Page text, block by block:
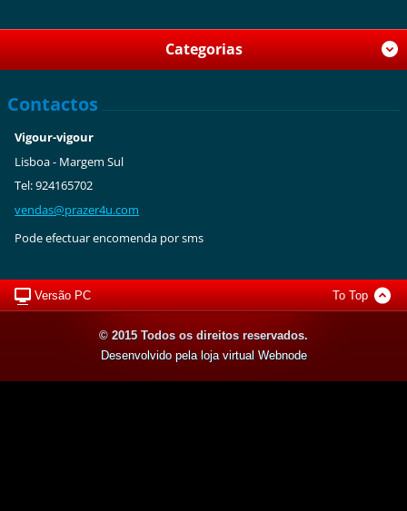
Categorias
Contactos
Vigour-vigour
Lisboa - Margem Sul
Tel: 924165702
vendas@prazer4u.com
Pode efectuar encomenda por sms
Versão PC To Top
© 2015 Todos os direitos reservados.
Desenvolvido pela loja virtual Webnode